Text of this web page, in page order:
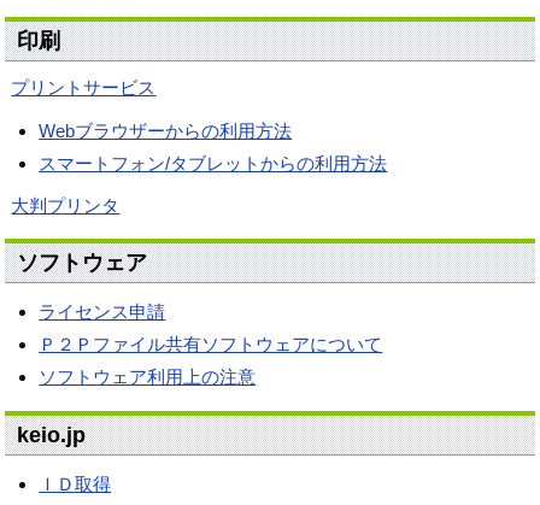
印刷
プリントサービス
Webブラウザーからの利⽤⽅法
スマートフォン/タブレットからの利⽤⽅法
大判プリンタ
ソフトウェア
ライセンス申請
Ｐ２Ｐファイル共有ソフトウェアについて
ソフトウェア利用上の注意
keio.jp
ＩＤ取得